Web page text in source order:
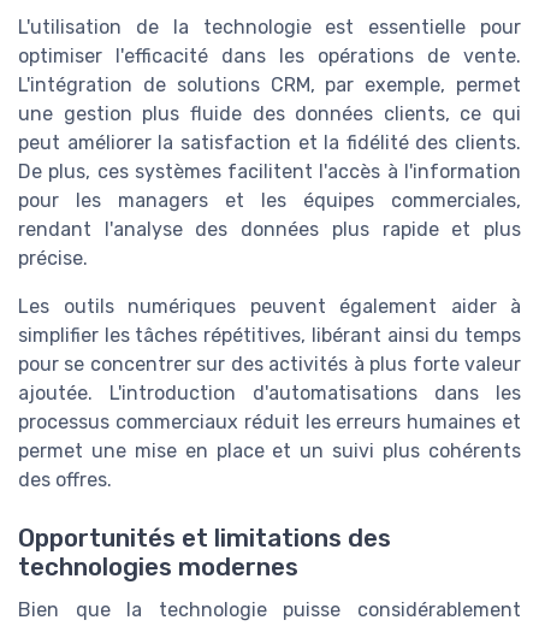
L'utilisation de la technologie est essentielle pour
optimiser l'efficacité dans les opérations de vente.
L'intégration de solutions CRM, par exemple, permet
une gestion plus fluide des données clients, ce qui
peut améliorer la satisfaction et la fidélité des clients.
De plus, ces systèmes facilitent l'accès à l'information
pour les managers et les équipes commerciales,
rendant l'analyse des données plus rapide et plus
précise.
Les outils numériques peuvent également aider à
simplifier les tâches répétitives, libérant ainsi du temps
pour se concentrer sur des activités à plus forte valeur
ajoutée. L'introduction d'automatisations dans les
processus commerciaux réduit les erreurs humaines et
permet une mise en place et un suivi plus cohérents
des offres.
Opportunités et limitations des
technologies modernes
Bien que la technologie puisse considérablement